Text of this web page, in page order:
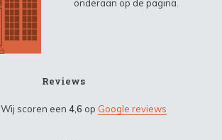
onderaan op de pagina.
Reviews
Wij scoren een 4,6 op Google reviews